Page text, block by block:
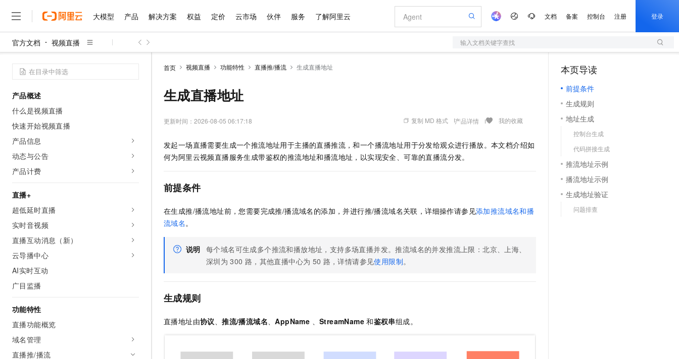
大模型 产品 解决方案 权益 定价 云市场 伙伴 服务 了解阿里云 文档 备案 控制台 注册 登录
官方文档 视频直播 输入文档关键字查找
产品概述
什么是视频直播
快速开始视频直播
产品信息
动态与公告
产品计费
直播+
超低延时直播
实时音视频
直播互动消息（新）
云导播中心
AI实时互动
广目监播
功能特性
直播功能概览
域名管理
直播推/播流
首页 视频直播 功能特性 直播推/播流 生成直播地址
生成直播地址
更新时间： 2026-08-05 06:17:18 复制 MD 格式 产品详情 我的收藏
发起一场直播需要生成一个推流地址用于主播的直播推流，和一个播流地址用于分发给观众进行播放。本文档介绍如
何为阿里云视频直播服务生成带鉴权的推流地址和播流地址，以实现安全、可靠的直播流分发。
前提条件
在生成推/播流地址前，您需要完成推/播流域名的添加，并进行推/播流域名关联，详细操作请参见添加推流域名和播
流域名。
说明 每个域名可生成多个推流和播放地址，支持多场直播并发。推流域名的并发推流上限：北京、上海、
深圳为 300 路，其他直播中心为 50 路，详情请参见使用限制。
生成规则
直播地址由协议、推流/播流域名、AppName 、StreamName 和鉴权串组成。
本页导读
前提条件
生成规则
地址生成
控制台生成
代码拼接生成
推流地址示例
播流地址示例
生成地址验证
问题排查
大模型
千问AI平台
Qwen3.8-Max HOT
Qwen3.7-Plus
Qwen3-VL-Plus
Kimi-K3 NEW HappyHorse-1.1-T2V
语音识别与合成
千问AI平台-Token Plan
千问AI平台-模型体验
Happy 系列大模型
大模型服务平台百炼-智能体
人工智能平台 PAI
万有无界
秒悟
产品
精选产品
计算
容器
存储
网络与CDN
安全
中间件
媒体服务
企业服务与云通信
精选产品
大模型服务与应用平台
多元化、高性能、安全可靠的大模型服务
无影云电脑
随时随地安全接入的云上超级电脑
面向分析的企业级SaaS模式云数据仓库
人工智能平台 PAI 大模型
一站式AI开发、训练和推理服务
提供一站式管理容器应用的 K8s 服务
全托管，含MySQL、PostgreSQL、SQL Server、MariaDB多引擎
Qoder
面向真实软件的智能体编程平台
云原生的云上边界网络安全防护产品
轻量应用服务器
数字证书管理服务（原SSL证书）
实现全站HTTPS，呈现可信的WEB访问
大数据开发治理平台 DataWorks
解决方案
精选解决方案
互联网应用开发
大数据
现代化应用
安全
网络
可观测
上云与迁云
政企业务
精选解决方案
企业级Agent产品，直接交付可用成果
HappyHorse 打造一站式影视创作平台
可视化编排打通从文字构思到成片全链路闭环
Hermes Agent，打造自进化智能体
自主进化，持久记忆，越用越聪明
轻松解锁专属 DeepSeek-V4-Pro
5 分钟轻松部署专属 QwenPaw HOT
从聊天伙伴进化为能主动干活的本地数字员工
一句话生成原生可编辑精美 PPT 文稿
输入一句话想法, 轻松生成专业的 PPT
一键部署幻兽帕鲁游戏服务器
一键购买专属联机服务器，轻松开启游戏
漫剧工坊：一站式动画创作平台
快速生产连贯的高质量长漫剧
10 分钟搭建微信、支付宝小程序
高效部署网站，快速应用到小程序
权益 普惠上云
云服务器38元/年起，超值低价云产品抢先购
推荐新用户得奖励，单订单最高返9万
云工开物
高校专属算力普惠，学生认证享300元代金券
免费试用
最高领取价值200元试用点，立即开启云上创新
1亿+ 大模型 tokens 和 30+ 款产品免费体验
140+云产品 免费试用
产品新客免费试用，最长12个月
大模型ACA认证体验
AI 特惠
Token Plan 模型订阅计划 NEW
Qwen3.8-Max 首发尝鲜，限时加量 10 倍，夜间低至2折
送.CN域名，送备案服务码
夜间 5 折，Qwen/Meoo/TokenPlan 客户专享
AI 场景体验
从图文生成到视频创作，一键激活电商全链路生产力
AI 广告创作
图文、视频一站生成，高效打造优质广告素材
AI助力短剧漫剧创作，剧本、分镜、视频高效生成
AI智能应用，一键激活高效办公新体验
AI 活动
AI 生产力先锋
先锋实践拓展 AI 生产力的边界
飞天发布时刻
所见，即是所愿
从基础到进阶，Agent 创客手把手教你
创新加速
覆盖90%+业务场景，专享组合折扣价
定价 产品定价
了解云产品的定价详情
云上成本管理
管理和优化成本
价格计算器
自助选配和估算价格
配置报价器
阿里云 OPC 创新助力计划
Token 补贴，五大权
益加速 OPC 成功
云市场 精选商城
多端小程序
观测云
蓝凌 OA
畅捷通
AI空中课堂在线直播课堂（旗舰版）
开发者生态解决方案
数据与 API
OCR 文字识别
ERP
400电话
基础软件
JAVA
定制建站
专业服务
代维服务
伙伴 成为销售伙伴
咨询伙伴
销售伙伴合作计划
无影生态合作计划
Salesforce On Alibaba Cloud
AI 大模型销售与服务生态合作计划
成为产品伙伴 产品伙伴合作计划
云网络合作计划
成为服务伙伴
服务伙伴合作计划
Al MaaS 服务伙伴赋能合作
伙伴信用分合作计划
更多支持
合作伙伴培训与认证
查询合作伙伴
登录合作伙伴管理后台
服务 售前咨询
售后服务
自助服务
在线服务
工单服务
短信专区
企业增值服务
企业成长
服务实践
阿里云认证
信息公告
官网公告
开发者社区
我要反馈
我要建议
我要投诉
了解阿里云 为什么选择阿里云
技术领先
分析师报告
AI 算法大赛
云开发大赛
入门学习赛
最佳实践
看见新力量
市场活动
魔搭 ModelScope
高校合作
科研合作
加入我们
校园招聘